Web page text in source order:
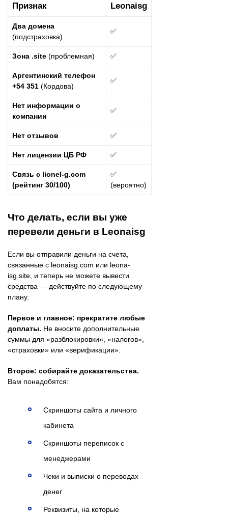
Признак Leonaisg
Два домена
(подстраховка)
✅
Зона .site (проблемная) ✅
Аргентинский телефон
+54 351 (Кордова)
✅
Нет информации о
компании
✅
Нет отзывов ✅
Нет лицензии ЦБ РФ ✅
Связь с lionel-g.com
(рейтинг 30/100)
✅
(вероятно)
Что делать, если вы уже
перевели деньги в Leonaisg
Если вы отправили деньги на счета,
связанные с leonaisg.com или leona-
isg.site, и теперь не можете вывести
средства — действуйте по следующему
плану.
Первое и главное: прекратите любые
доплаты. Не вносите дополнительные
суммы для «разблокировки», «налогов»,
«страховки» или «верификации».
Второе: собирайте доказательства.
Вам понадобятся:
Скриншоты сайта и личного
кабинета
Скриншоты переписок с
менеджерами
Чеки и выписки о переводах
денег
Реквизиты, на которые